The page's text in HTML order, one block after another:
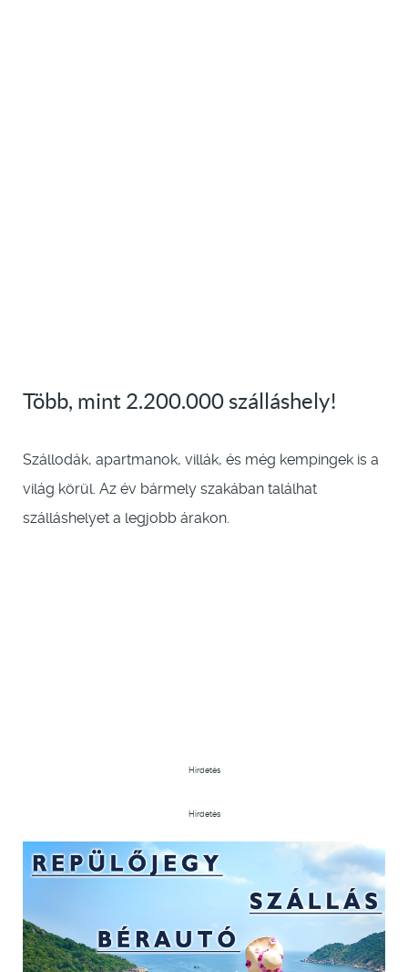
Több, mint 2.200.000 szálláshely!
Szállodák, apartmanok, villák, és még kempingek is a
világ körül. Az év bármely szakában találhat
szálláshelyet a legjobb árakon.
Hirdetés
Hirdetés